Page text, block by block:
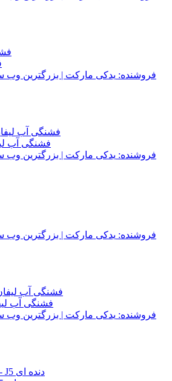
فروشنده: یدکی مارکت | بزرگترین وب
فشنگی آب لیفان 620 -
فروشنده: یدکی مارکت | بزرگترین وب
فروشنده: یدکی مارکت | بزرگترین وب
فشنگی آب لیفان 620 -
فروشنده: یدکی مارکت | بزرگترین وب